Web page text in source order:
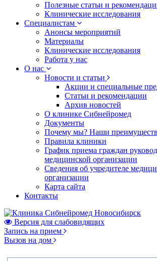
Полезные статьи и
Клинические исследования
Специалистам
Анонсы мероприятий
Материалы
Клинические исследования
Работа у нас
О нас
Новости и статьи
Акции и специальные
Статьи и рекомендации
Архив новостей
О клинике Сибнейромед
Документы
Почему мы? Наши
Правила клиники
График приема граждан
медицинской организации
Сведения об учредителе
организации
Карта сайта
Контакты
Версия для слабовидящих
Запись на прием
Вызов на дом